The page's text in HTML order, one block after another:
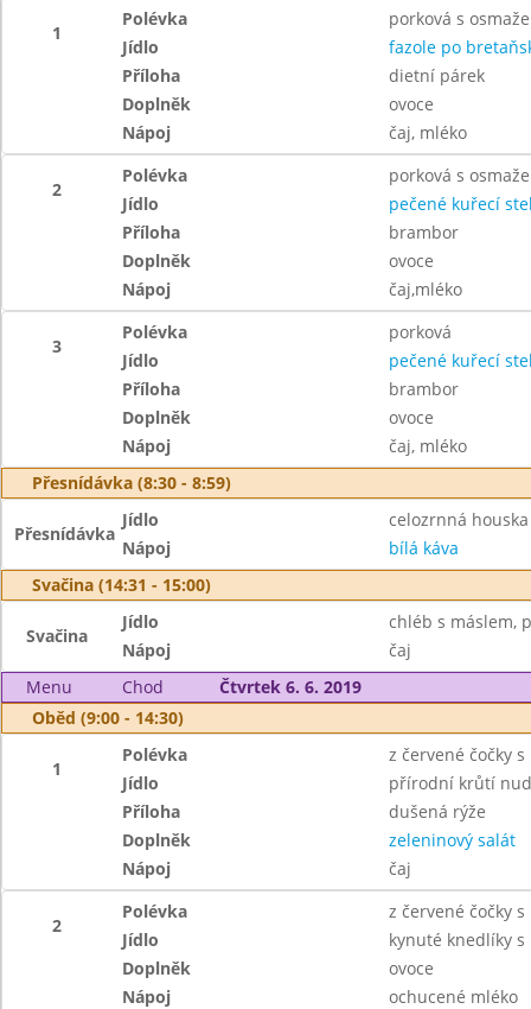
1
Polévka
porková s
Jídlo
fazole po
Příloha
dietní párek
Doplněk
ovoce
Nápoj
čaj, mléko
2
Polévka
porková s
Jídlo
pečené kuřecí
Příloha
brambor
Doplněk
ovoce
Nápoj
čaj,mléko
3
Polévka
porková
Jídlo
pečené kuřecí
Příloha
brambor
Doplněk
ovoce
Nápoj
čaj, mléko
Přesnídávka (8:30 - 8:59)
Přesnídávka
Jídlo
celozrnná
Nápoj
bílá káva
Svačina (14:31 - 15:00)
Svačina
Jídlo
chléb s máslem,
Nápoj
čaj
Menu
Chod
Čtvrtek 6. 6. 2019
Oběd (9:00 - 14:30)
1
Polévka
z červené čočky
Jídlo
přírodní krůtí
Příloha
dušená rýže
Doplněk
zeleninový salát
Nápoj
čaj
2
Polévka
z červené čočky
Jídlo
kynuté knedlíky
Doplněk
ovoce
Nápoj
ochucené mléko